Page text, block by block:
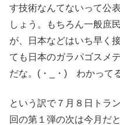
す技術なんてないって公
しょう。もちろん一般庶
が、日本などはいち早く
ても日本のガラパゴスメ
だな。(・_・) わかって
という訳で７月８日トラ
回の第１弾の次は今月だ